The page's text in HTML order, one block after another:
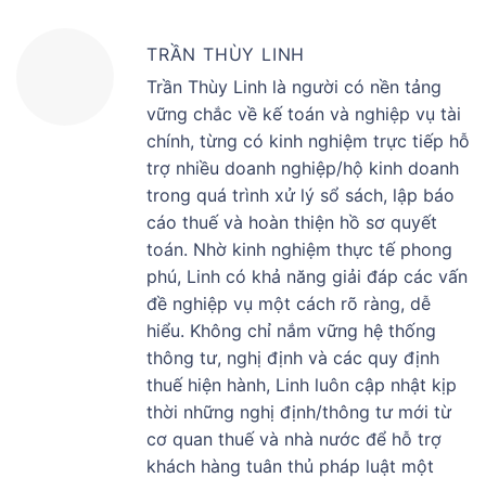
TRẦN THÙY LINH
Trần Thùy Linh là người có nền tảng
vững chắc về kế toán và nghiệp vụ tài
chính, từng có kinh nghiệm trực tiếp hỗ
trợ nhiều doanh nghiệp/hộ kinh doanh
trong quá trình xử lý sổ sách, lập báo
cáo thuế và hoàn thiện hồ sơ quyết
toán. Nhờ kinh nghiệm thực tế phong
phú, Linh có khả năng giải đáp các vấn
đề nghiệp vụ một cách rõ ràng, dễ
hiểu. Không chỉ nắm vững hệ thống
thông tư, nghị định và các quy định
thuế hiện hành, Linh luôn cập nhật kịp
thời những nghị định/thông tư mới từ
cơ quan thuế và nhà nước để hỗ trợ
khách hàng tuân thủ pháp luật một